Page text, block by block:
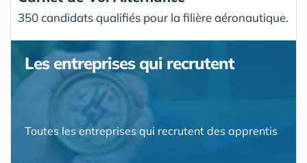
350 candidats qualifiés pour la filière aéronautique.
Les entreprises qui recrutent
Toutes les entreprises qui recrutent des apprentis